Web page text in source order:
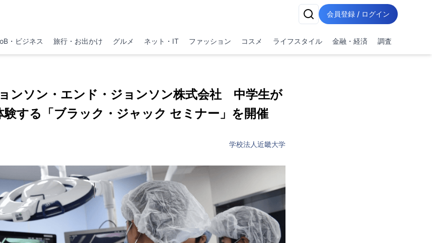
会員登録 / ログイン
・ビジネス 旅行・お出かけ グルメ ネット・IT ファッション コスメ ライフスタイル 金融・経済 調査
ンソン・エンド・ジョンソン株式会社 中学生が
験する「ブラック・ジャック セミナー」を開催
学校法人近畿大学